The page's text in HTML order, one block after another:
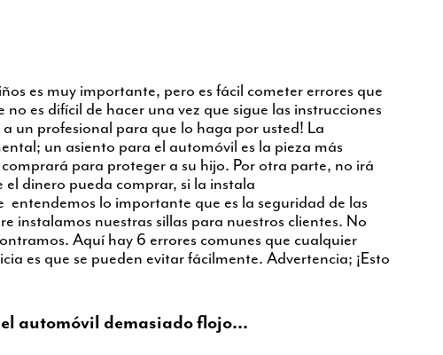
es muy importante, pero es fácil cometer errores que
es difícil de hacer una vez que sigue las instrucciones
un profesional para que lo haga por usted! La
un asiento para el automóvil es la pieza más
para proteger a su hijo. Por otra parte, no irá
dinero pueda comprar, si la instala
lo importante que es la seguridad de las
instalamos nuestras sillas para nuestros clientes. No
Aquí hay 6 errores comunes que cualquier
es que se pueden evitar fácilmente. Advertencia; ¡Esto
automóvil demasiado flojo...